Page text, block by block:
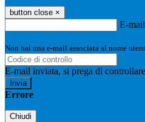
button close ×
E-mail
Non hai una e-mail associata al nome
E-mail inviata, si prega di
Errore
Chiudi